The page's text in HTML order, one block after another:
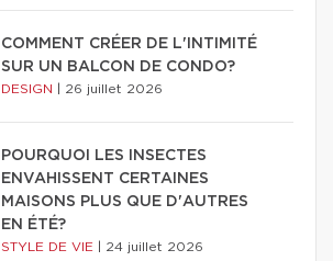
COMMENT CRÉER DE L'INTIMITÉ
SUR UN BALCON DE CONDO?
DESIGN 26 juillet 2026
POURQUOI LES INSECTES
ENVAHISSENT CERTAINES
MAISONS PLUS QUE D'AUTRES
EN ÉTÉ?
STYLE DE VIE 24 juillet 2026